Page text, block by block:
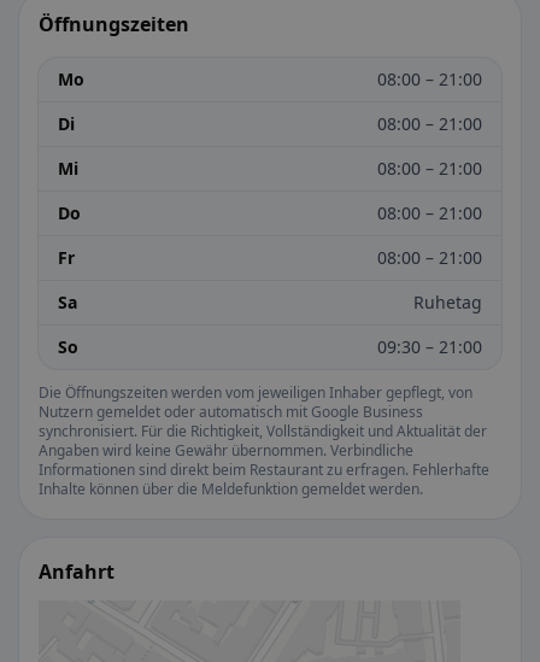
Öffnungszeiten
Mo
08:00 – 21:00
Di
08:00 – 21:00
Mi
08:00 – 21:00
Do
08:00 – 21:00
Fr
08:00 – 21:00
Sa
Ruhetag
So
09:30 – 21:00
Die Öffnungszeiten werden vom jeweiligen Inhaber gepflegt, von
Nutzern gemeldet oder automatisch mit Google Business
synchronisiert. Für die Richtigkeit, Vollständigkeit und Aktualität der
Angaben wird keine Gewähr übernommen. Verbindliche
Informationen sind direkt beim Restaurant zu erfragen. Fehlerhafte
Inhalte können über die Meldefunktion gemeldet werden.
Anfahrt